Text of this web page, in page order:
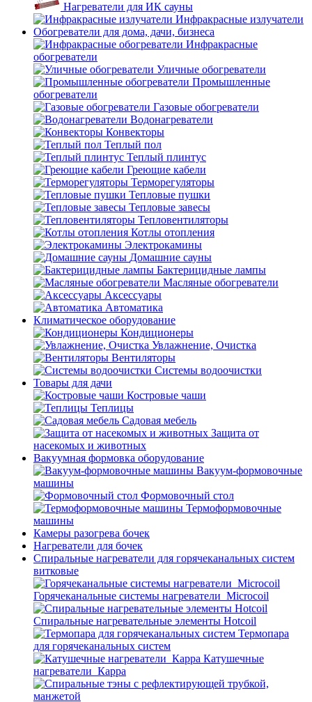
Нагреватели для ИК сауны
Инфракрасные излучатели
Обогреватели для дома, дачи, бизнеса
Инфракрасные
обогреватели
Уличные обогреватели
Промышленные
обогреватели
Газовые обогреватели
Водонагреватели
Конвекторы
Теплый пол
Теплый плинтус
Греющие кабели
Терморегуляторы
Тепловые пушки
Тепловые завесы
Тепловентиляторы
Котлы отопления
Электрокамины
Домашние сауны
Бактерицидные лампы
Масляные обогреватели
Аксессуары
Автоматика
Климатическое оборудование
Кондиционеры
Увлажнение, Очистка
Вентиляторы
Системы водоочистки
Товары для дачи
Костровые чаши
Теплицы
Садовая мебель
Защита от
насекомых и животных
Вакуумная формовка оборудование
Вакуум-формовочные
машины
Формовочный стол
Термоформовочные
машины
Камеры разогрева бочек
Нагреватели для бочек
Спиральные нагреватели для горячеканальных систем
витковые
Горячеканальные системы нагреватели_Microcoil
Спиральные нагревательные элементы Hotcoil
Термопара
для горячеканальных систем
Катушечные
нагреватели_Карра